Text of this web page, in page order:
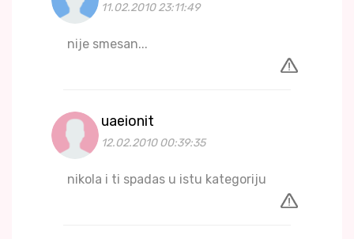
11.02.2010 23:11:49
nije smesan...
uaeionit
12.02.2010 00:39:35
nikola i ti spadas u istu kategoriju